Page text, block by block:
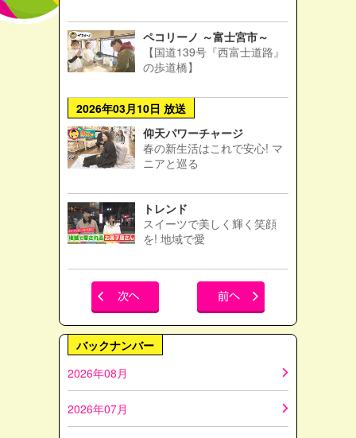
ペコリーノ ～富士宮市～
【国道139号『西富士道路』
の歩道橋】
2026年03月10日 放送
仰天パワーチャージ
春の新生活はこれで安心! マ
ニアと巡る
トレンド
スイーツで美しく輝く笑顔
を! 地域で愛
バックナンバー
2026年08月
2026年07月